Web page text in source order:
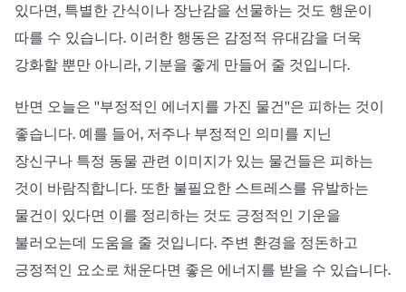
있다면, 특별한 간식이나 장난감을 선물하는 것도 행운이
따를 수 있습니다. 이러한 행동은 감정적 유대감을 더욱
강화할 뿐만 아니라, 기분을 좋게 만들어 줄 것입니다.
반면 오늘은 ''부정적인 에너지를 가진 물건''은 피하는 것이
좋습니다. 예를 들어, 저주나 부정적인 의미를 지닌
장신구나 특정 동물 관련 이미지가 있는 물건들은 피하는
것이 바람직합니다. 또한 불필요한 스트레스를 유발하는
물건이 있다면 이를 정리하는 것도 긍정적인 기운을
불러오는데 도움을 줄 것입니다. 주변 환경을 정돈하고
긍정적인 요소로 채운다면 좋은 에너지를 받을 수 있습니다.